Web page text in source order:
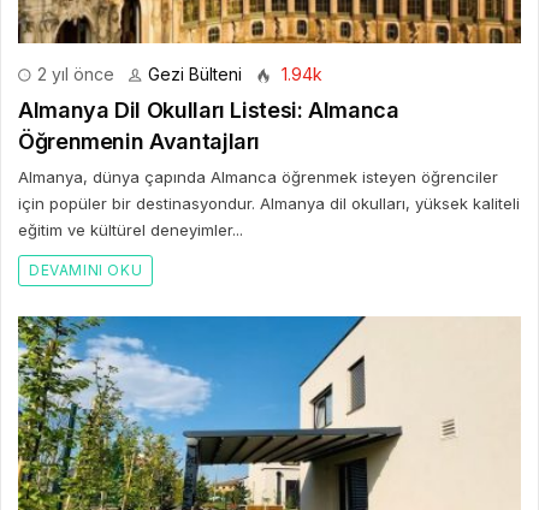
2 yıl önce Gezi Bülteni 1.94k
Almanya Dil Okulları Listesi: Almanca
Öğrenmenin Avantajları
Almanya, dünya çapında Almanca öğrenmek isteyen öğrenciler
için popüler bir destinasyondur. Almanya dil okulları, yüksek kaliteli
eğitim ve kültürel deneyimler...
DEVAMINI OKU